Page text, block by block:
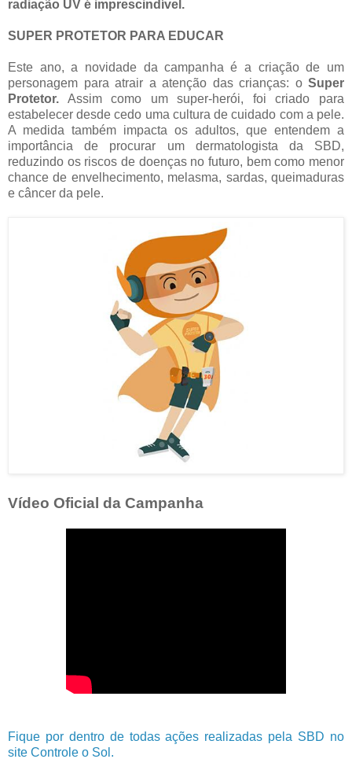
radiação UV é imprescindível.
SUPER PROTETOR PARA EDUCAR
Este ano, a novidade da campanha é a criação de um
personagem para atrair a atenção das crianças: o Super
Protetor. Assim como um super-herói, foi criado para
estabelecer desde cedo uma cultura de cuidado com a pele.
A medida também impacta os adultos, que entendem a
importância de procurar um dermatologista da SBD,
reduzindo os riscos de doenças no futuro, bem como menor
chance de envelhecimento, melasma, sardas, queimaduras
e câncer da pele.
Vídeo Oficial da Campanha
Fique por dentro de todas ações realizadas pela SBD no
site Controle o Sol.